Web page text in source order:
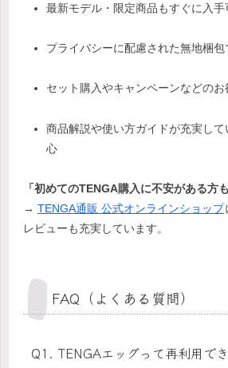
最新モデル・限定商品もすぐに入手
プライバシーに配慮された無地梱包
セット購入やキャンペーンなどの
商品解説や使い方ガイドが充実し
心
「初めてのTENGA購入に不安がある方
→ TENGA通販 公式オンラインショップ
レビューも充実しています。
FAQ（よくある質問）
Q1. TENGAエッグって再利用で